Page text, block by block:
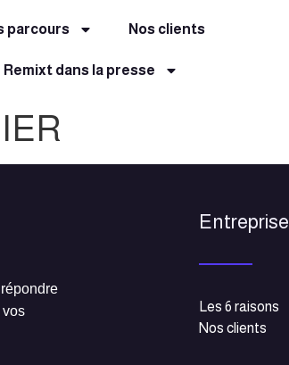
parcours Nos clients
Remixt dans la presse
vos
Entreprise
Les 6 raisons
Nos clients